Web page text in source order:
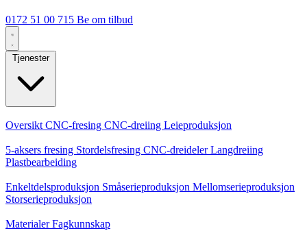
0172 51 00 715 Be om tilbud
Tjenester
Oversikt CNC-fresing CNC-dreiing Leieproduksjon
5-aksers fresing Stordelsfresing CNC-dreidelerLangdreiing
Plastbearbeiding
Enkeltdelsproduksjon Småserieproduksjon Mellomserieproduksjon
Storserieproduksjon
MaterialerFagkunnskap